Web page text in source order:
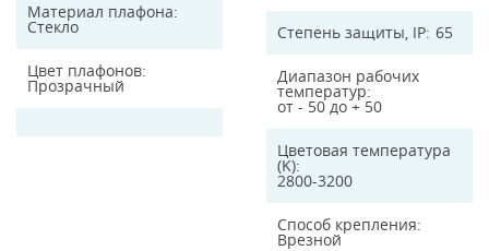
Материал плафона
Стекло
Цвет плафонов
Прозрачный
Степень защиты, IP 65
Диапазон рабочих
температур
от - 50 до + 50
Цветовая температура
(K)
2800-3200
Способ крепления
Врезной